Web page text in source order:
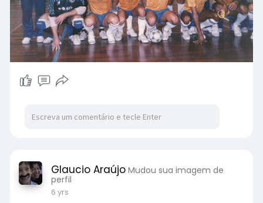
Glaucio Araújo Mudou sua imagem de
perfil
6 yrs